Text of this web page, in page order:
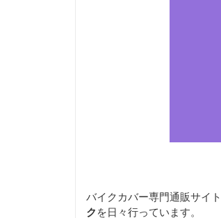
バイクカバー専門通販サイ
ク を日々行っています。